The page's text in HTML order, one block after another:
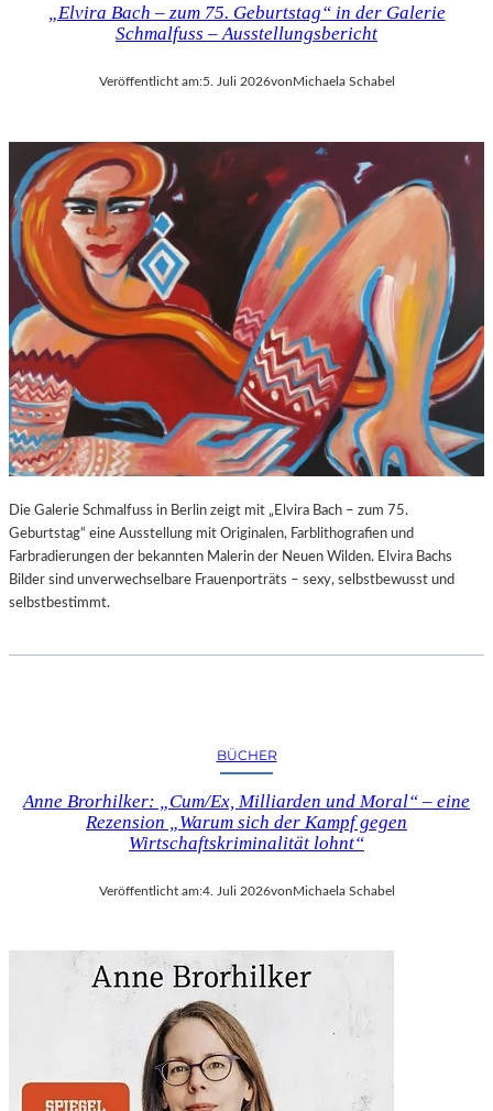
I
C
A
Z
A
R
T
S
7
0
.
G
E
B
U
T
S
T
A
„Elvira Bach – zum 75. Geburtstag“ in der Galerie
Schmalfuss – Ausstellungsbericht
Veröffentlicht am:5. Juli 2026von Michaela Schabel
Die Galerie Schmalfuss in Berlin zeigt mit „Elvira Bach – zum 75.
Geburtstag“ eine Ausstellung mit Originalen, Farblithografien und
Farbradierungen der bekannten Malerin der Neuen Wilden. Elvira Bachs
Bilder sind unverwechselbare Frauenporträts – sexy, selbstbewusst und
selbstbestimmt.
BÜCHER
Anne Brorhilker: „Cum/Ex, Milliarden und Moral“ – eine
Rezension „Warum sich der Kampf gegen
Wirtschaftskriminalität lohnt“
Veröffentlicht am:4. Juli 2026vonMichaela Schabel